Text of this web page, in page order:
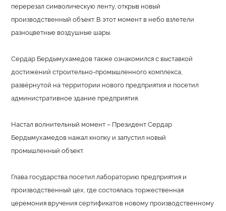
перерезал символическую ленту, открыв новый
производственный объект. В этот момент в небо взлетели
разноцветные воздушные шары.
Сердар Бердымухамедов также ознакомился с выставкой
достижений строительно-промышленного комп­лекса,
развёрнутой на территории нового предприятия и посетил
административное здание предприятия.
Настал волнительный момент – Президент Сердар
Бердымухамедов нажал кнопку и запустил новый
промышленный объект.
Глава государства посетил лабораторию предприятия и
производственный цех, где состоялась торжественная
церемония вручения сертификатов новому производственному